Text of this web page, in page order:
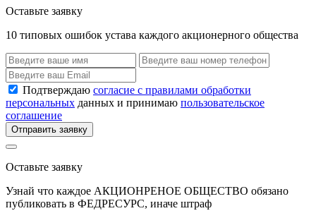
Оставьте заявку
10 типовых ошибок устава каждого акционерного общества
Подтверждаю согласие с правилами обработки
персональных данных и принимаю пользовательское
соглашение
Отправить заявку
Оставьте заявку
Узнай что каждое АКЦИОНРЕНОЕ ОБЩЕСТВО обязано
публиковать в ФЕДРЕСУРС, иначе штраф